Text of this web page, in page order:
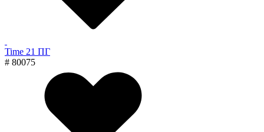
Time 21 ПГ
# 80075